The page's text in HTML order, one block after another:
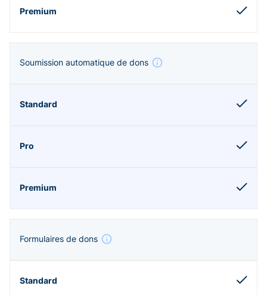
Soumission automatique de dons
Formulaires de dons